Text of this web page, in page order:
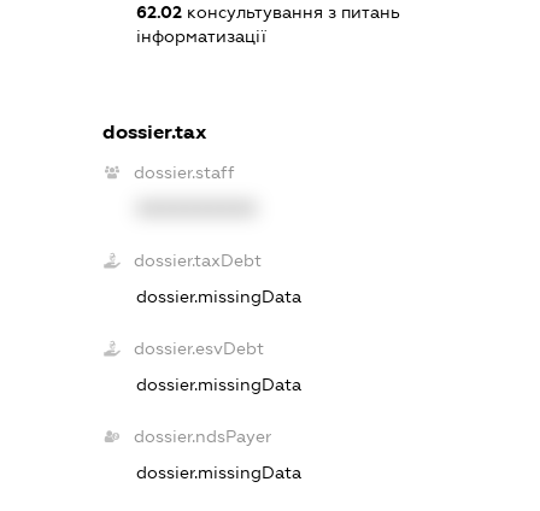
62.02 консультування з питань
інформатизації
dossier.tax
dossier.staff
dossier.taxDebt
dossier.missingData
dossier.esvDebt
dossier.missingData
dossier.ndsPayer
dossier.missingData